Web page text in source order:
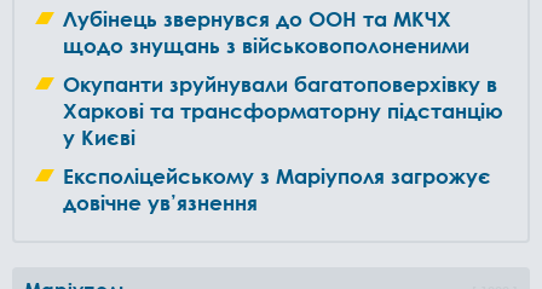
Лубінець звернувся до ООН та МКЧХ
щодо знущань з військовополоненими
Окупанти зруйнували багатоповерхівку в
Харкові та трансформаторну підстанцію
у Києві
Експоліцейському з Маріуполя загрожує
довічне ув’язнення